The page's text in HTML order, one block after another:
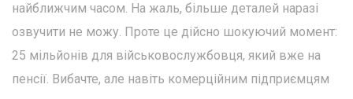
найближчим часом. На жаль, більше деталей наразі
озвучити не можу. Проте це дійсно шокуючий момент:
25 мільйонів для військовослужбовця, який вже на
пенсії. Вибачте, але навіть комерційним підприємцям